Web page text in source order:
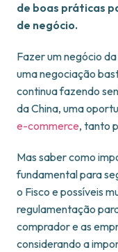
de boas práticas
de negócio.
Fazer um negócio
uma negociação
continua fazendo
da China, uma
e-commerce, tanto
Mas saber como
fundamental para
o Fisco e possíveis
regulamentação
comprador e as
considerando a